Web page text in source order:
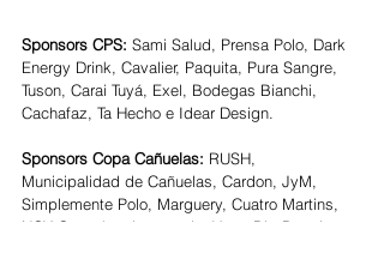
Sponsors CPS: Sami Salud, Prensa Polo, Dark
Energy Drink, Cavalier, Paquita, Pura Sangre,
Tuson, Carai Tuyá, Exel, Bodegas Bianchi,
Cachafaz, Ta Hecho e Idear Design.
Sponsors Copa Cañuelas: RUSH,
Municipalidad de Cañuelas, Cardon, JyM,
Simplemente Polo, Marguery, Cuatro Martins,
NCY Cañuelas, Legacy, La Vete, Big Box, La